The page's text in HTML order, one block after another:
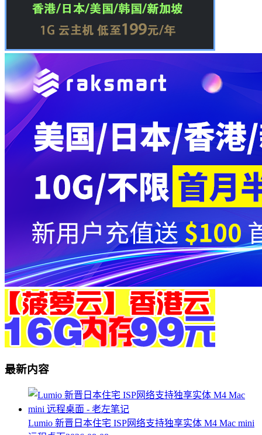
最新内容
Lumio 新晋日本住宅 ISP网络支持独享实体 M4 Mac mini